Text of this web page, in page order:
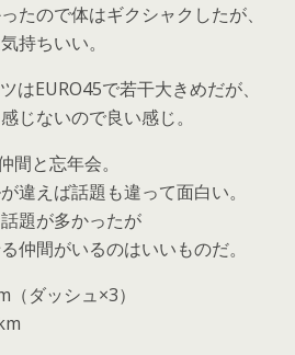
たので体はギクシャクしたが、
持ちいい。
はEURO45で若干大きめだが、
じないので良い感じ。
間と忘年会。
違えば話題も違って面白い。
題が多かったが
仲間がいるのはいいものだ。
ダッシュ×3）